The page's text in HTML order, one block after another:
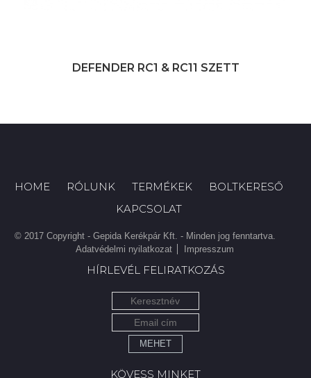
DEFENDER RC1 & RC11 SZETT
HOME RÓLUNK TERMÉKEK
BOLTKERESŐ
KAPCSOLAT
© 2017 Copyright - Gepida Kerékpár Kft. - Minden jog fenntartva.
Adatvédelmi nyilatkozat
Impresszum
HÍRLEVÉL FELIRATKOZÁS
MEHET
KÖVESS MINKET